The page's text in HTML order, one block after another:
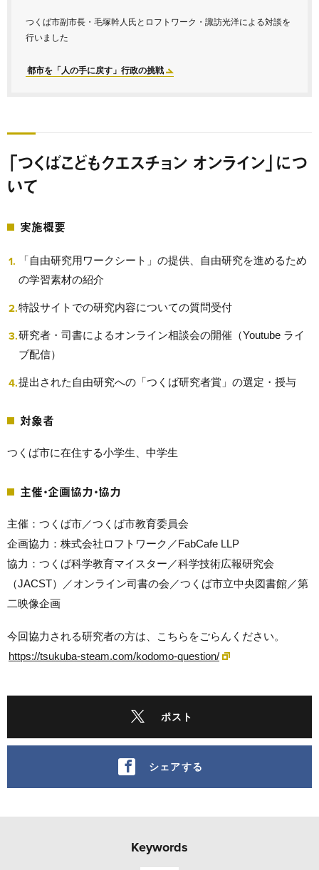
つくば市副市長・毛塚幹人氏とロフトワーク・諏訪光洋による対談を
行いました
都市を「人の手に戻す」行政の挑戦
「つくばこどもクエスチョン オンライン」につ
いて
実施概要
「⾃由研究⽤ワークシート」の提供、⾃由研究を進めるため
の学習素材の紹介
特設サイトでの研究内容についての質問受付
研究者・司書によるオンライン相談会の開催（Youtube ライ
ブ配信）
提出された⾃由研究への「つくば研究者賞」の選定・授与
対象者
つくば市に在住する⼩学⽣、中学⽣
主催・企画協⼒・協⼒
主催：つくば市／つくば市教育委員会
企画協⼒：株式会社ロフトワーク／FabCafe LLP
協⼒：つくば科学教育マイスター／科学技術広報研究会
（JACST）／オンライン司書の会／つくば市立中央図書館／第
二映像企画
今回協力される研究者の方は、こちらをごらんください。
https://tsukuba-steam.com/kodomo-question/
ポスト
シェアする
Keywords